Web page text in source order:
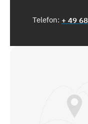
Telefon: + 49